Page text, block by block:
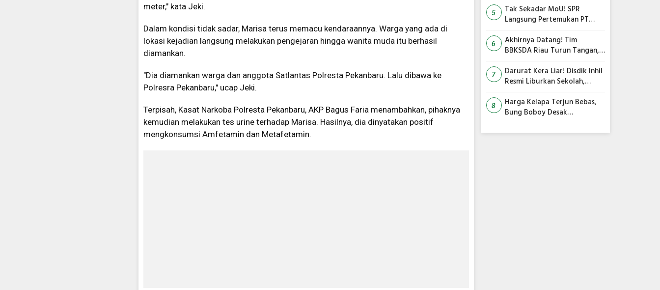
meter," kata Jeki.
Dalam kondisi tidak sadar, Marisa terus memacu kendaraannya. Warga yang ada di
lokasi kejadian langsung melakukan pengejaran hingga wanita muda itu berhasil
diamankan.
"Dia diamankan warga dan anggota Satlantas Polresta Pekanbaru. Lalu dibawa ke
Polresra Pekanbaru," ucap Jeki.
Terpisah, Kasat Narkoba Polresta Pekanbaru, AKP Bagus Faria menambahkan, pihaknya
kemudian melakukan tes urine terhadap Marisa. Hasilnya, dia dinyatakan positif
mengkonsumsi Amfetamin dan Metafetamin.
Peneror Tembilahan
5
Tak Sekadar MoU! SPR
Langsung Pertemukan PT
dan Ibnu Sina Bahas Kerja
Sama Pengelolaan Limbah
6
Akhirnya Datang! Tim
BBKSDA Riau Turun Tangan,
Siap Diakhiri
7
Darurat Kera Liar! Disdik Inhil
Resmi Liburkan Sekolah,
8
Harga Kelapa Terjun Bebas,
Bung Boboy Desak
Selamatkan Petani!